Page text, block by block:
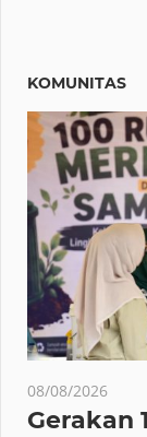
KOMUNITAS
08/08/2026
Gerakan